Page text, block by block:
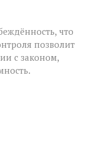
что
позволит
с законом,